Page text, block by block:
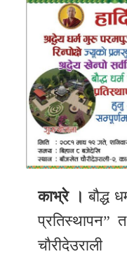
सूचना
प्रविधि
साहित्य
नमोबुद्ध
टिभी
English
काभ्रे । बौद्ध
प्रतिस्थापन”